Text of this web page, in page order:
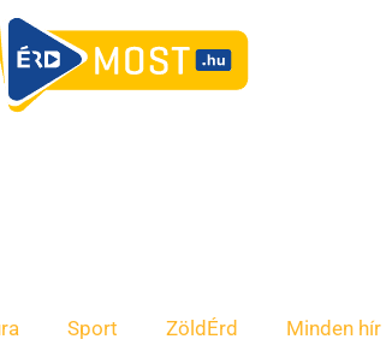
Sport ZöldÉrd Minden hír